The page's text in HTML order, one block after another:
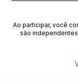
Ao participar, você
são